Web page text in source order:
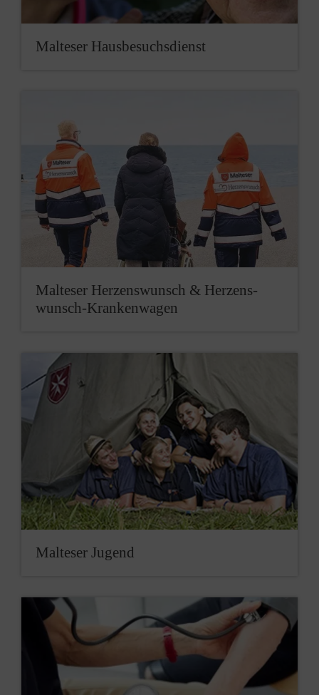
Malteser Hausbesuchsdienst
Mal­te­ser Herzens­wunsch & Herzens­
wunsch-Kran­ken­wa­gen
Mal­te­ser Ju­gend